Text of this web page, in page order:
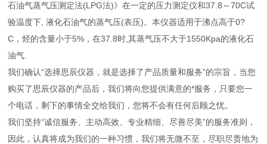
石油气蒸气压测定法(LPG法)》在一定的压力测定仪和37.8～70C试
验温度下, 液化石油气的蒸气压(表压)。本仪器适用于沸点高于0?
C，烃的含量小于5%，在37.8时,其蒸气压不大于1550Kpa的液化石
油气.
我们确认“选择思辰仪器，就是选择了产品质量和服务”的宗旨，当您
购买了思辰仪器的产品后，我们将向您提供满意的*服务，只要您一
个电话，剩下的事情全交给我们，您将不会有任何后顾之忧。
我们坚持“诚信服务、主动高效、专业精细、尽善尽美”的服务准则，
因此，认真将成为我们的一种习惯，我们将无微不至，尽职尽责地为